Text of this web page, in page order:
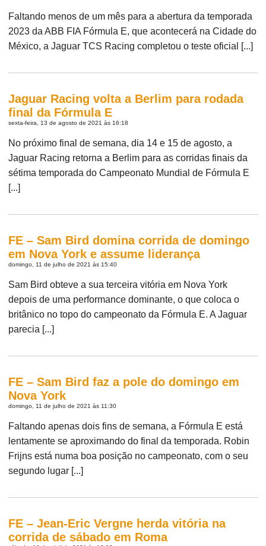
Faltando menos de um mês para a abertura da temporada
2023 da ABB FIA Fórmula E, que acontecerá na Cidade do
México, a Jaguar TCS Racing completou o teste oficial [...]
Jaguar Racing volta a Berlim para rodada
final da Fórmula E
sexta-feira, 13 de agosto de 2021 às 16:18
No próximo final de semana, dia 14 e 15 de agosto, a
Jaguar Racing retorna a Berlim para as corridas finais da
sétima temporada do Campeonato Mundial de Fórmula E
[...]
FE – Sam Bird domina corrida de domingo
em Nova York e assume liderança
domingo, 11 de julho de 2021 às 15:40
Sam Bird obteve a sua terceira vitória em Nova York
depois de uma performance dominante, o que coloca o
britânico no topo do campeonato da Fórmula E. A Jaguar
parecia [...]
FE – Sam Bird faz a pole do domingo em
Nova York
domingo, 11 de julho de 2021 às 11:30
Faltando apenas dois fins de semana, a Fórmula E está
lentamente se aproximando do final da temporada. Robin
Frijns está numa boa posição no campeonato, com o seu
segundo lugar [...]
FE – Jean-Eric Vergne herda vitória na
corrida de sábado em Roma